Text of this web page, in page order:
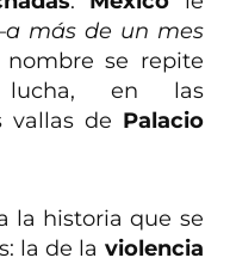
más de un mes
nombre se repite
en las
vallas de Palacio
la historia que se
la de la violencia